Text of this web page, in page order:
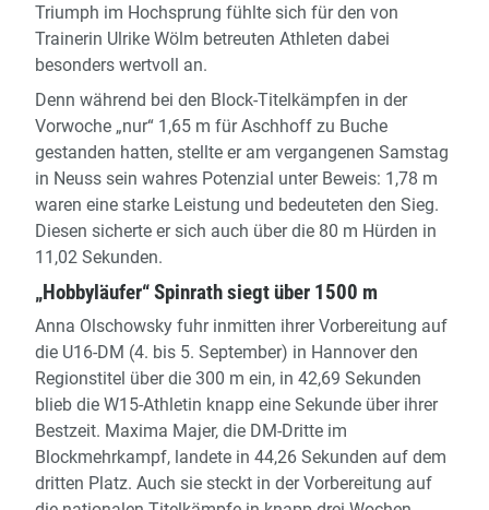
Triumph im Hochsprung fühlte sich für den von
Trainerin Ulrike Wölm betreuten Athleten dabei
besonders wertvoll an.
Denn während bei den Block-Titelkämpfen in der
Vorwoche „nur“ 1,65 m für Aschhoff zu Buche
gestanden hatten, stellte er am vergangenen Samstag
in Neuss sein wahres Potenzial unter Beweis: 1,78 m
waren eine starke Leistung und bedeuteten den Sieg.
Diesen sicherte er sich auch über die 80 m Hürden in
11,02 Sekunden.
„Hobbyläufer“ Spinrath siegt über 1500 m
Anna Olschowsky fuhr inmitten ihrer Vorbereitung auf
die U16-DM (4. bis 5. September) in Hannover den
Regionstitel über die 300 m ein, in 42,69 Sekunden
blieb die W15-Athletin knapp eine Sekunde über ihrer
Bestzeit. Maxima Majer, die DM-Dritte im
Blockmehrkampf, landete in 44,26 Sekunden auf dem
dritten Platz. Auch sie steckt in der Vorbereitung auf